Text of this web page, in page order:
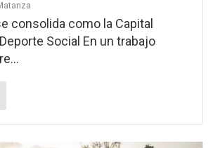
consolida como la Capital
Social En un trabajo